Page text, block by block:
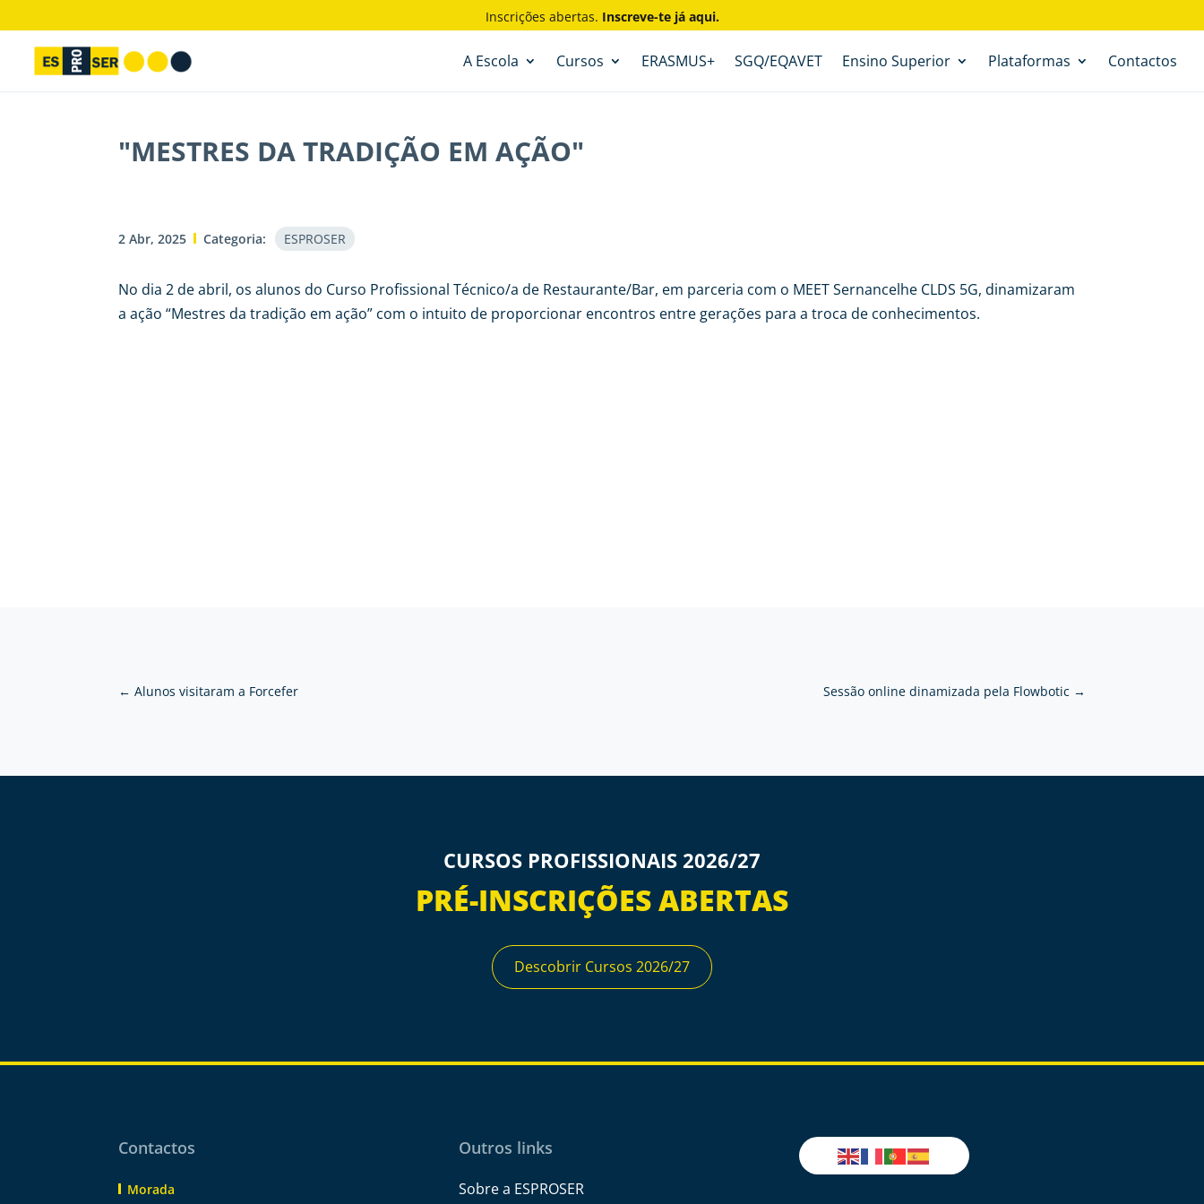
Inscrições abertas. Inscreve-te já aqui.
A Escola Cursos ERASMUS+ SGQ/EQAVET Ensino Superior Plataformas Contactos
"MESTRES DA TRADIÇÃO EM AÇÃO"
2 Abr, 2025 Categoria: ESPROSER
No dia 2 de abril, os alunos do Curso Profissional Técnico/a de Restaurante/Bar, em parceria com o MEET Sernancelhe CLDS 5G, dinamizaram
a ação “Mestres da tradição em ação” com o intuito de proporcionar encontros entre gerações para a troca de conhecimentos.
← Alunos visitaram a Forcefer Sessão online dinamizada pela Flowbotic →
CURSOS PROFISSIONAIS 2026/27
PRÉ-INSCRIÇÕES ABERTAS
Descobrir Cursos 2026/27
Contactos
Morada
Outros links
Sobre a ESPROSER